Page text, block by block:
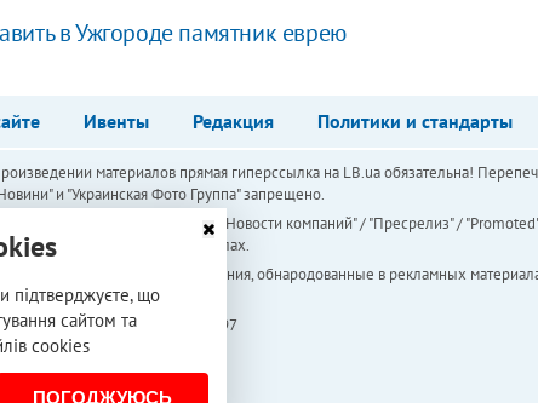
в Ужгороде памятник еврею
Ивенты Редакция Политики и стандарты
материалов прямая гиперссылка на LB.ua обязательна!
и "Украинская Фото Группа" запрещено.
на сайте с меткой "Реклама" / "Новости компаний" / "Пресрелиз" /
высказанные в этих материалах.
за факты и оценочные суждения, обнародованные в рекламных
медиа - R40-05097
підтверджуєте, що
сайтом та
cookies
ПОГОДЖУЮСЬ